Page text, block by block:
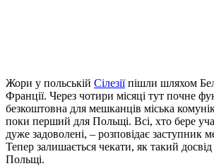
Жори у польській Сілезіїпішли шляхом
Франції. Через чотири місяці тут почне
безкоштовна для мешканців міська
поки перший для Польщі. Всі, хто бере
дуже задоволені, – розповідає заступник
Тепер залишається чекати, як такий
Польщі.